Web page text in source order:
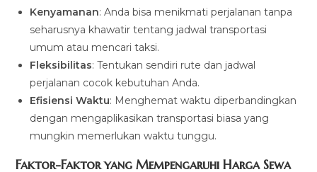
Kenyamanan: Anda bisa menikmati perjalanan tanpa
seharusnya khawatir tentang jadwal transportasi
umum atau mencari taksi.
Fleksibilitas: Tentukan sendiri rute dan jadwal
perjalanan cocok kebutuhan Anda.
Efisiensi Waktu: Menghemat waktu diperbandingkan
dengan mengaplikasikan transportasi biasa yang
mungkin memerlukan waktu tunggu.
Faktor-Faktor yang Mempengaruhi Harga Sewa